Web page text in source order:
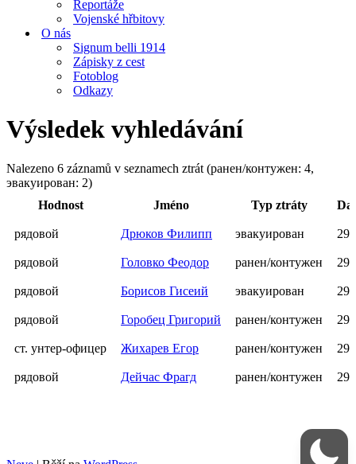
Reportáže
Vojenské hřbitovy
O nás
Signum belli 1914
Zápisky z cest
Fotoblog
Odkazy
Výsledek vyhledávání
Nalezeno 6 záznamů v seznamech ztrát (ранен/контужен: 4,
эвакуирован: 2)
Hodnost
Jméno Typ ztráty
рядовой Дрюков Филипп эвакуирован
рядовой Головко Феодор ранен/контужен
рядовой Борисов Гисеий эвакуирован
рядовой Горобец Григорий ранен/контужен
ст. унтер-офицер Жихарев Егор ранен/контужен
рядовой Дейчас Фрагд ранен/контужен